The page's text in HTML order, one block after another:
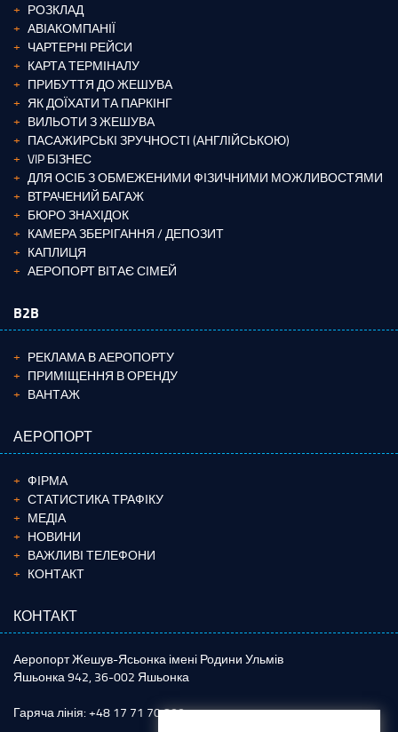
РОЗКЛАД
АВІАКОМПАНІЇ
ЧАРТЕРНІ РЕЙСИ
КАРТА ТЕРМІНАЛУ
ПРИБУТТЯ ДО ЖЕШУВА
ЯК ДОЇХАТИ ТА ПАРКІНГ
ВИЛЬОТИ З ЖЕШУВА
ПАСАЖИРСЬКІ ЗРУЧНОСТІ (АНГЛІЙСЬКОЮ)
VIP БІЗНЕС
ДЛЯ ОСІБ З ОБМЕЖЕНИМИ ФІЗИЧНИМИ МОЖЛИВОСТЯМИ
ВТРАЧЕНИЙ БАГАЖ
БЮРО ЗНАХІДОК
КАМЕРА ЗБЕРІГАННЯ / ДЕПОЗИТ
КАПЛИЦЯ
АЕРОПОРТ ВІТАЄ СІМЕЙ
B2B
РЕКЛАМА В АЕРОПОРТУ
ПРИМІЩЕННЯ В ОРЕНДУ
ВАНТАЖ
АЕРОПОРТ
ФІРМА
СТАТИСТИКА ТРАФІКУ
МЕДІА
НОВИНИ
ВАЖЛИВІ ТЕЛЕФОНИ
КОНТАКТ
КОНТАКТ
Аеропорт Жешув-Ясьонка імені Родини Ульмів
Яшьонка 942, 36-002 Яшьонка
Гаряча лінія: +48 17 71 70 800